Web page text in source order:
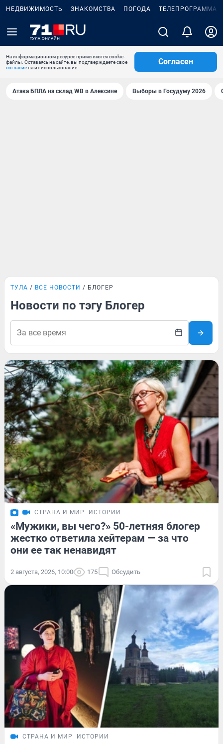
НЕДВИЖИМОСТЬ ЗНАКОМСТВА ПОГОДА ТЕЛЕПРОГРАММА
На информационном ресурсе применяются cookie-
файлы. Оставаясь на сайте, вы подтверждаете свое
согласиена их использование.
Согласен
Атака БПЛА на склад WB в Алексине Выборы в Госудуму 2026
ТУЛА ВСЕ НОВОСТИ БЛОГЕР
Новости по тэгу Блогер
СТРАНА И МИР ИСТОРИИ
«Мужики, вы чего?» 50-летняя блогер
жестко ответила хейтерам — за что
они ее так ненавидят
2 августа, 2026, 10:00 175 Обсудить
СТРАНА И МИР ИСТОРИИ